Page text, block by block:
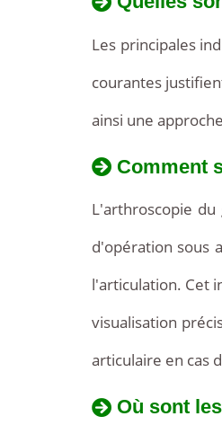
Les principales
courantes
ainsi une
Comment
L'arthroscopie
d'opération sous
l'articulation. Cet
visualisation
articulaire en cas
Où sont